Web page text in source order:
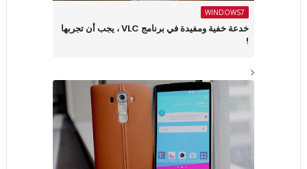
WINDOWS7
خدعة خفية ومفيدة في برنامج VLC ، يجب أن تجربها
!